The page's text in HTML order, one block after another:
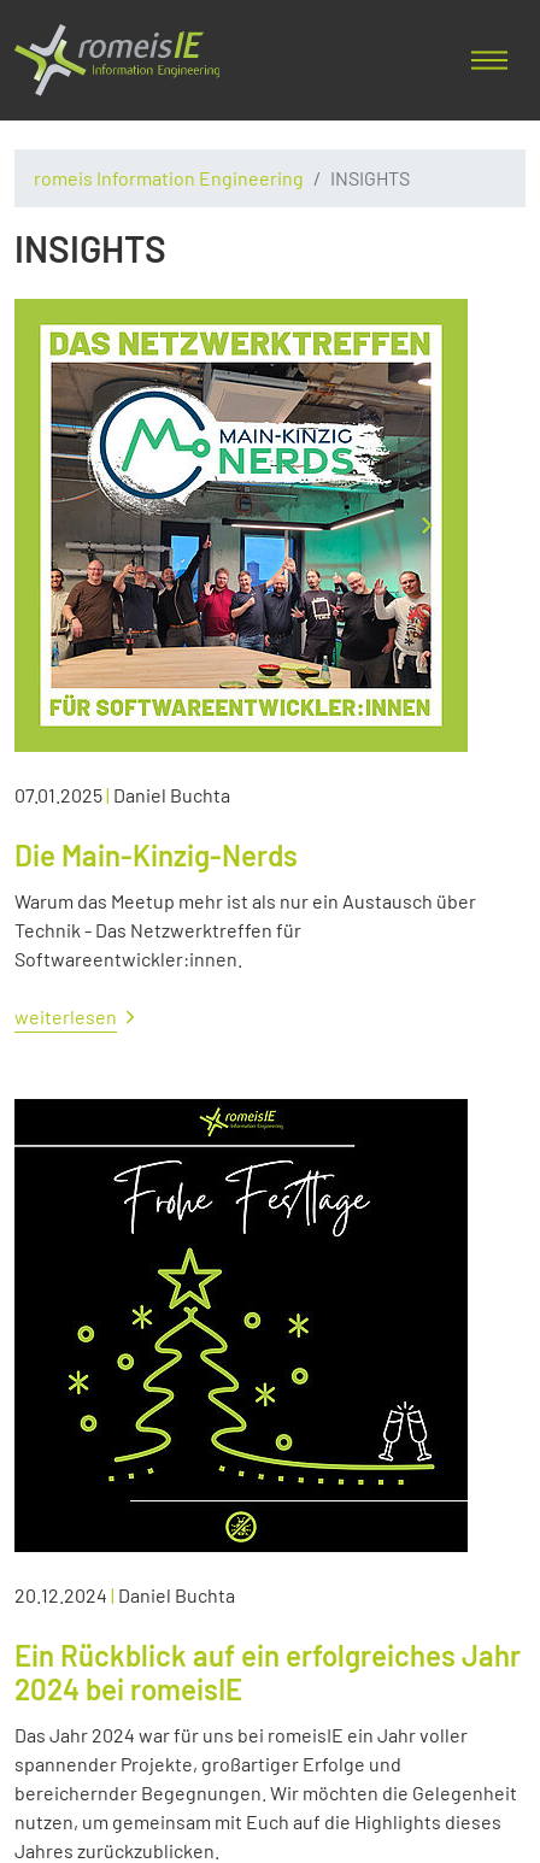
romeis Information Engineering INSIGHTS
INSIGHTS
07.01.2025| Daniel Buchta
Die Main-Kinzig-Nerds
Warum das Meetup mehr ist als nur ein Austausch über
Technik - Das Netzwerktreffen für
Softwareentwickler:innen.
weiterlesen
20.12.2024 | Daniel Buchta
Ein Rückblick auf ein erfolgreiches Jahr
2024 bei romeisIE
Das Jahr 2024 war für uns bei romeisIE ein Jahr voller
spannender Projekte, großartiger Erfolge und
bereichernder Begegnungen. Wir möchten die Gelegenheit
nutzen, um gemeinsam mit Euch auf die Highlights dieses
Jahres zurückzublicken.